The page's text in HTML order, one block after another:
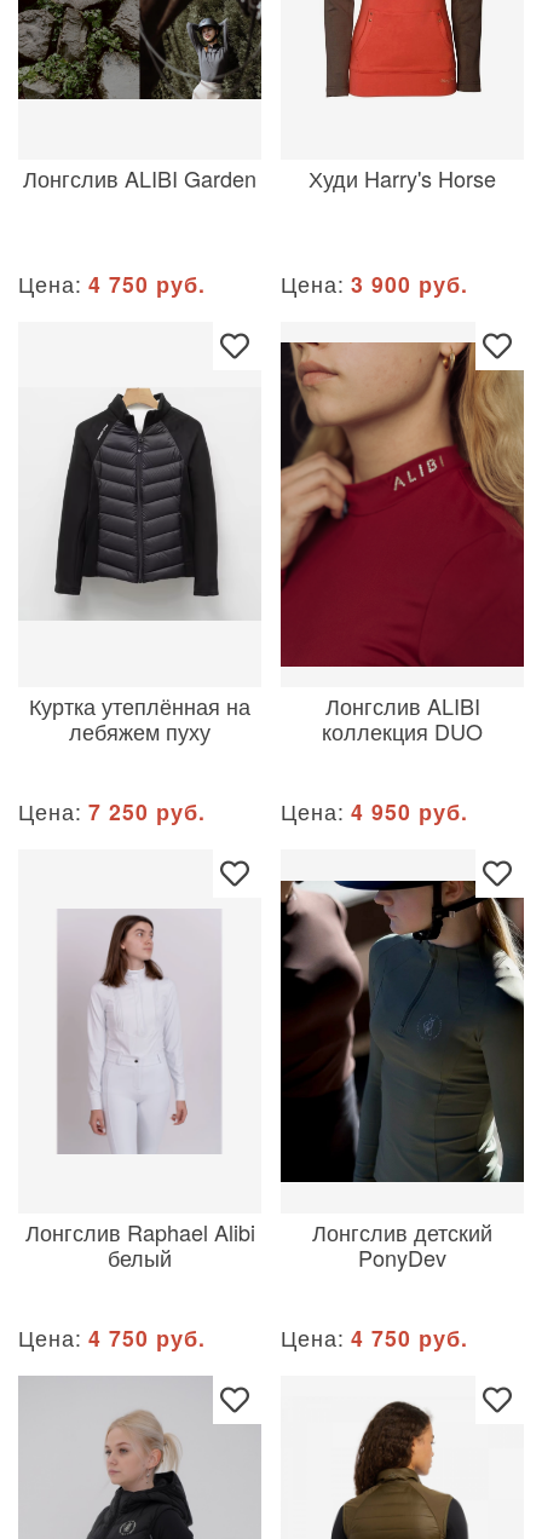
Лонгслив ALIBI Garden
Цена: 4 750 руб.
Худи Harry's Horse
Цена: 3 900 руб.
Куртка утеплённая на
лебяжем пуху
Цена: 7 250 руб.
Лонгслив ALIBI
коллекция DUO
Цена: 4 950 руб.
Лонгслив Raphael Alibi
белый
Цена: 4 750 руб.
Лонгслив детский
PonyDev
Цена: 4 750 руб.